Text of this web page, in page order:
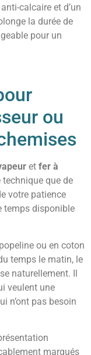
calcaire et d’un
la durée de
pour un
ou
et fer à
technique que de
votre patience
temps disponible
ou en coton
temps le matin, le
naturellement. Il
veulent une
n’ont pas besoin
marqués